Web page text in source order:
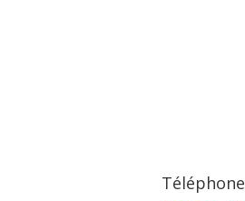
Téléphone